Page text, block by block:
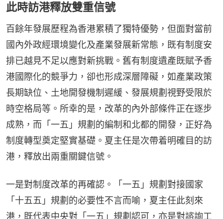
此時訪港釋放雙重信號
百餘年發展歷程為香港累積了獨特優勢，但面對當前
國內外政經環境變化及產業發展新常態，既有制度安
排已越見不足以應對新挑戰。舊有制度遺產既賦予香
港國際化的競爭力，卻也形成深層障礙，如產業政策
長期缺位、土地開發機制遲緩、發展規劃視野受限於
時空格局等。所幸的是，改革的內外部條件正在逐步
成熟，而「一五」規劃的編制和北都的開發，正好為
制度轉型奠定堅實基礎。夏主任是次帶着明確目的訪
港，釋放出兩重關鍵信號。
一是對制度改革的再確認。「一五」規劃對接國家
「十五五」規劃的必要性不言而喻，夏主任此刻來
港，既代表中央對「一五」規劃認可，亦是對諮詢工